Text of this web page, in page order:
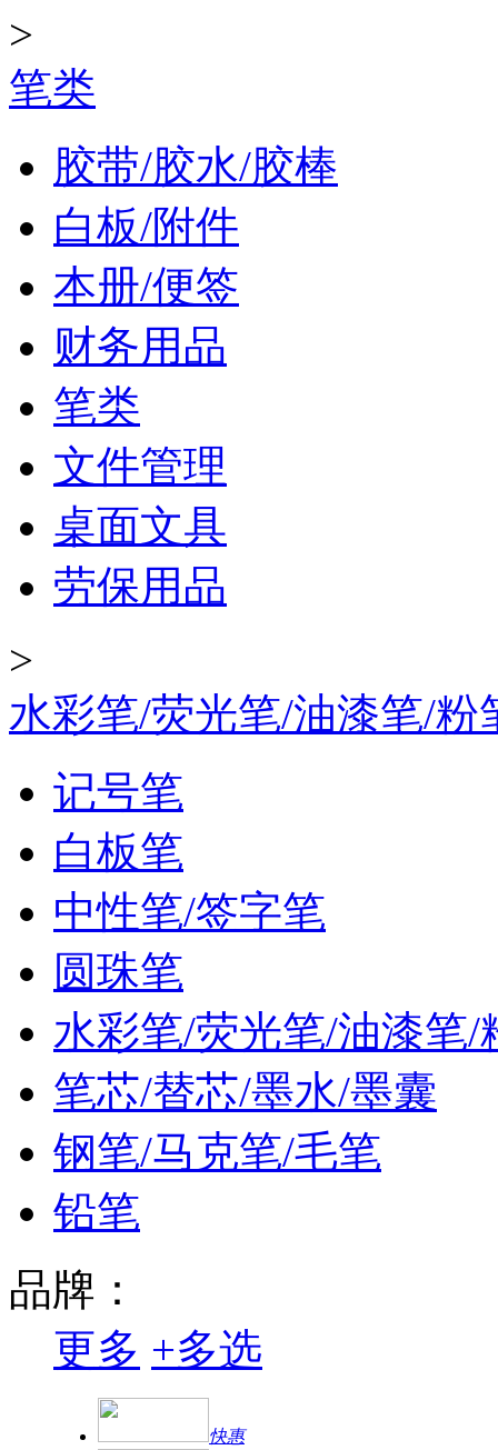
>
笔类
胶带/胶水/胶棒
白板/附件
本册/便签
财务用品
笔类
文件管理
桌面文具
劳保用品
>
水彩笔/荧光笔/油漆笔/粉
记号笔
白板笔
中性笔/签字笔
圆珠笔
水彩笔/荧光笔/油漆笔/
笔芯/替芯/墨水/墨囊
钢笔/马克笔/毛笔
铅笔
品牌：
更多 +多选
快惠